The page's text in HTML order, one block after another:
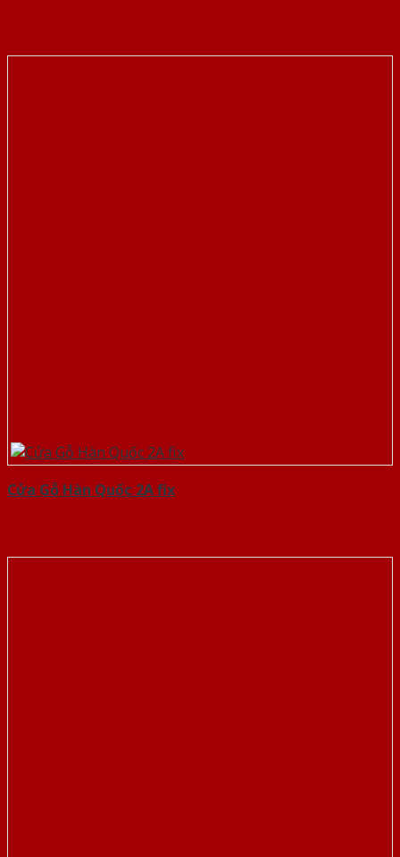
Cửa Gỗ Hàn Quốc 2A fix